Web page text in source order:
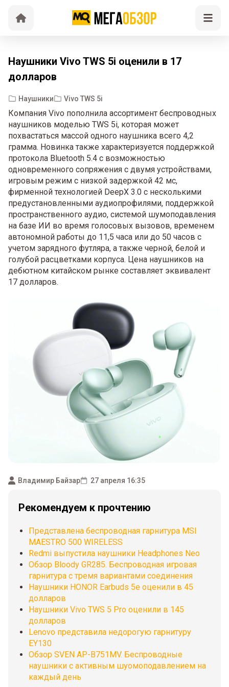
Наушники Vivo TWS 5i оценили в 17
долларов
Наушники Vivo TWS 5i
Компания Vivo пополнила ассортимент беспроводных
наушников моделью TWS 5i, которая может
похвастаться массой одного наушника всего 4,2
грамма. Новинка также характеризуется поддержкой
протокола Bluetooth 5.4 с возможностью
одновременного сопряжения с двумя устройствами,
игровым режим с низкой задержкой 42 мс,
фирменной технологией DeepX 3.0 с несколькими
предустановленными аудиопрофилями, поддержкой
пространственного аудио, системой шумоподавления
на базе ИИ во время голосовых вызовов, временем
автономной работы до 11,5 часа или до 50 часов с
учетом зарядного футляра, а также черной, белой и
голубой расцветками корпуса. Цена наушников на
дебютном китайском рынке составляет эквивалент
17 долларов.
Владимир Байзар 27 апреля 16:35
Рекомендуем к прочтению
Представлена беспроводная гарнитура MSI
MAESTRO 500 WIRELESS
Redmi выпустила наушники Headphones Neo
Обзор Bloody GR285. Беспроводная игровая
гарнитура с тремя вариантами соединения
Наушники HONOR Earbuds 5e оценили в 45
долларов
Наушники Vivo TWS 5 Pro оценили в 145
долларов
Lenovo представила недорогую гарнитуру
EY130
Обзор SVEN AP-B751MV. Беспроводные
наушники с активным шуомоподавлением на
каждый день